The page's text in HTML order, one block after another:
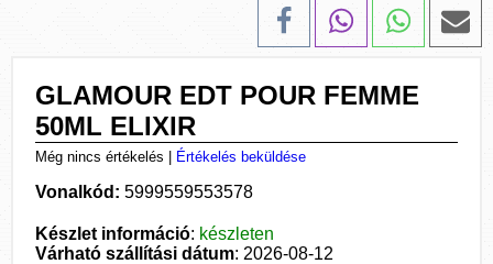
GLAMOUR EDT POUR FEMME
50ML ELIXIR
Még nincs értékelés Értékelés beküldése
Vonalkód: 5999559553578
Készlet információ: készleten
Várható szállítási dátum: 2026-08-12